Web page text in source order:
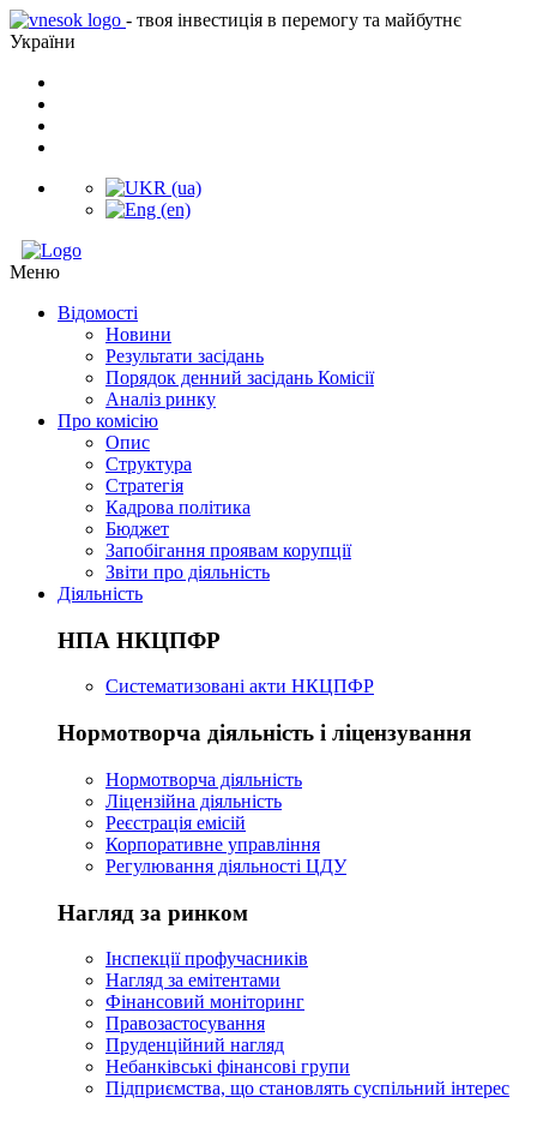
- твоя інвестиція в перемогу та майбутнє
України
Меню
Відомості
Новини
Результати засідань
Порядок денний засідань Комісії
Аналіз ринку
Про комісію
Опис
Структура
Стратегія
Кадрова політика
Бюджет
Запобігання проявам корупції
Звіти про діяльність
Діяльність
НПА НКЦПФР
Систематизовані акти НКЦПФР
Нормотворча діяльність і ліцензування
Нормотворча діяльність
Ліцензійна діяльність
Реєстрація емісій
Корпоративне управління
Регулювання діяльності ЦДУ
Нагляд за ринком
Інспекції профучасників
Нагляд за емітентами
Фінансовий моніторинг
Правозастосування
Пруденційний нагляд
Небанківські фінансові групи
Підприємства, що становлять суспільний інтерес